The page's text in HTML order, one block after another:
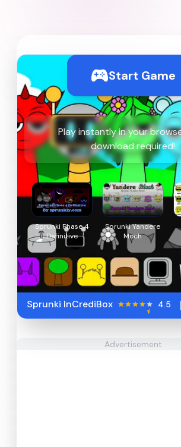
Start Game
Play instantly in your
download required!
Sprunki Phase 4
Definitive
Sprunki Yandere
Moch
Sprunki InCrediBox 4.5
Advertisement